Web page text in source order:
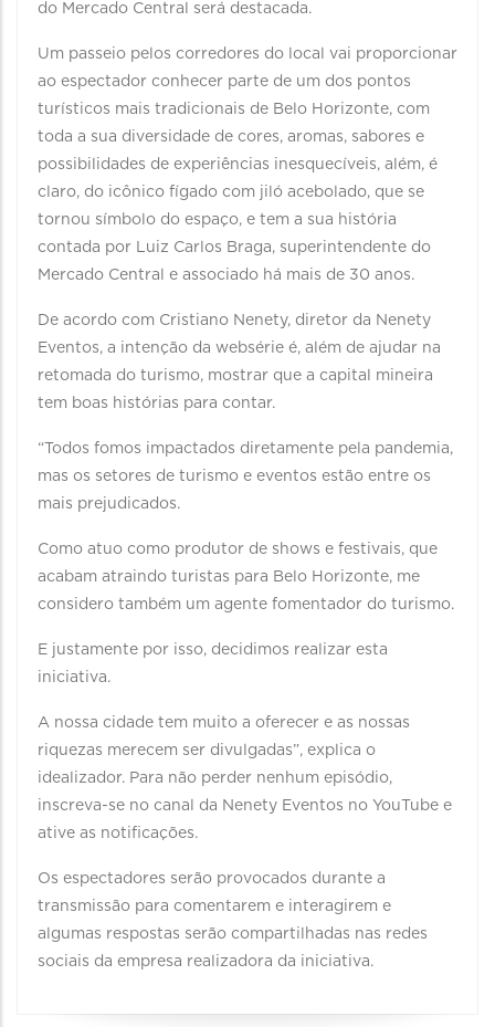
do Mercado Central será destacada.
Um passeio pelos corredores do local vai proporcionar
ao espectador conhecer parte de um dos pontos
turísticos mais tradicionais de Belo Horizonte, com
toda a sua diversidade de cores, aromas, sabores e
possibilidades de experiências inesquecíveis, além, é
claro, do icônico fígado com jiló acebolado, que se
tornou símbolo do espaço, e tem a sua história
contada por Luiz Carlos Braga, superintendente do
Mercado Central e associado há mais de 30 anos.
De acordo com Cristiano Nenety, diretor da Nenety
Eventos, a intenção da websérie é, além de ajudar na
retomada do turismo, mostrar que a capital mineira
tem boas histórias para contar.
“Todos fomos impactados diretamente pela pandemia,
mas os setores de turismo e eventos estão entre os
mais prejudicados.
Como atuo como produtor de shows e festivais, que
acabam atraindo turistas para Belo Horizonte, me
considero também um agente fomentador do turismo.
E justamente por isso, decidimos realizar esta
iniciativa.
A nossa cidade tem muito a oferecer e as nossas
riquezas merecem ser divulgadas”, explica o
idealizador. Para não perder nenhum episódio,
inscreva-se no canal da Nenety Eventos no YouTube e
ative as notificações.
Os espectadores serão provocados durante a
transmissão para comentarem e interagirem e
algumas respostas serão compartilhadas nas redes
sociais da empresa realizadora da iniciativa.